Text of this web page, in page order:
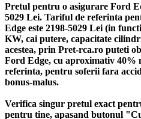
Pretul pentru o asigurare Ford
5029 Lei. Tariful de referinta
Edge este 2198-5029 Lei (in
KW, cai putere, capacitate
acestea, prin Pret-rca.ro puteti
Ford Edge, cu aproximativ 40%
referinta, pentru soferii fara
bonus-malus.
Verifica singur pretul exact
pentru tine, apasand butonul